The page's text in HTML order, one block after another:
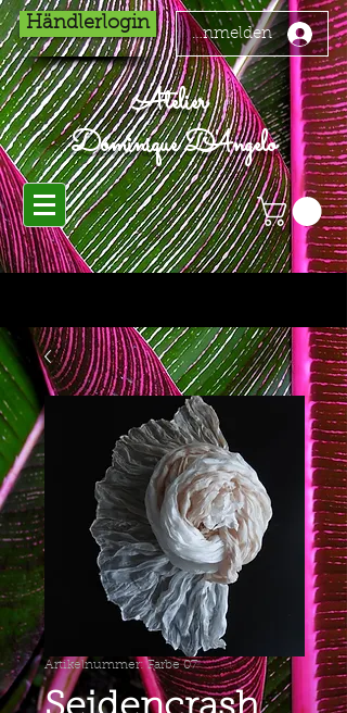
Händlerlogin
Anmelden
Atelier
Dominique D'Angelo
Artikelnummer: Farbe 07